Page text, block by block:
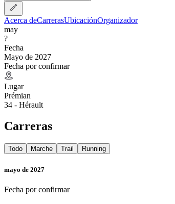
Acerca deCarrerasUbicaciónOrganizador
may
?
Fecha
Mayo de 2027
Fecha por confirmar
Lugar
Prémian
34 - Hérault
Carreras
Todo Marche Trail Running
mayo de 2027
Fecha por confirmar